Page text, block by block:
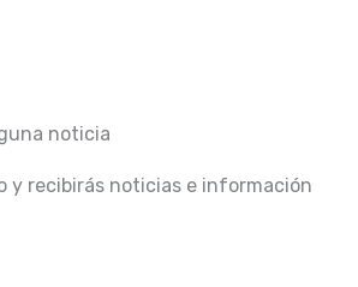
noticia
y recibirás noticias e información